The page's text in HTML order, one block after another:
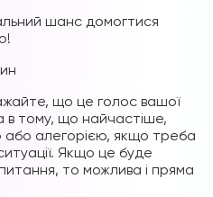
шанс домогтися
що це голос вашої
в тому, що найчастіше,
алегорією, якщо треба
Якщо це буде
то можлива і пряма